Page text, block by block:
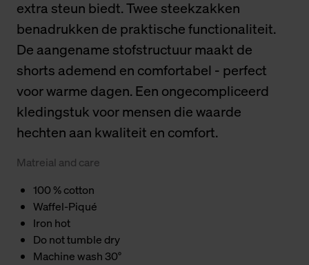
extra steun biedt. Twee steekzakken
benadrukken de praktische functionaliteit.
De aangename stofstructuur maakt de
shorts ademend en comfortabel - perfect
voor warme dagen. Een ongecompliceerd
kledingstuk voor mensen die waarde
hechten aan kwaliteit en comfort.
Matreial and care
100 % cotton
Waffel-Piqué
Iron hot
Do not tumble dry
Machine wash 30°